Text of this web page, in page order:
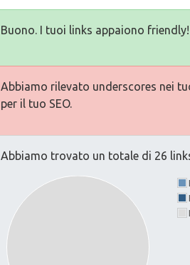
Buono. I tuoi links appaiono friendly!
Abbiamo rilevato underscores nei
per il tuo SEO.
Abbiamo trovato un totale di 26